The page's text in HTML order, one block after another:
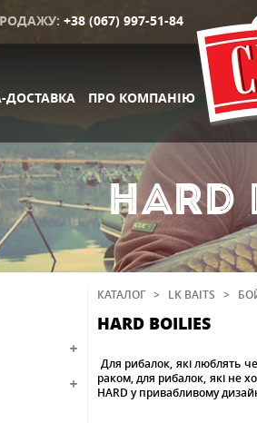
+38 (067) 997-51-84
ДОСТАВКА ПРО КОМПАНІЮ
HARD
КАТАЛОГ> LK BAITS >
HARD BOILIES
Для рибалок, які люблять
раком, для рибалок, які не
HARD у привабливому